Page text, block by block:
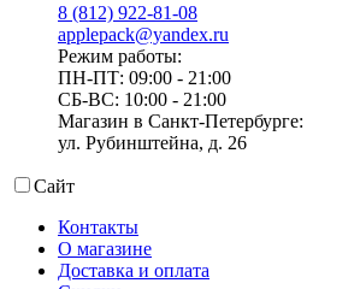
8 (812) 922-81-08
applepack@yandex.ru
Режим работы:
ПН-ПТ: 09:00 - 21:00
СБ-ВС: 10:00 - 21:00
Магазин в Санкт-Петербурге:
ул. Рубинштейна, д. 26
Сайт
Контакты
О магазине
Доставка и оплата